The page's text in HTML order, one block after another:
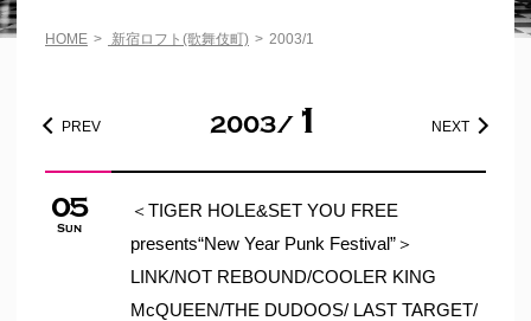
HOME > 新宿ロフト(歌舞伎町) > 2003/1
2003/ 1 NEXT
PREV
05
Sun
＜TIGER HOLE&SET YOU FREE
presents“New Year Punk Festival”＞
LINK/NOT REBOUND/COOLER KING
McQUEEN/THE DUDOOS/ LAST TARGET/